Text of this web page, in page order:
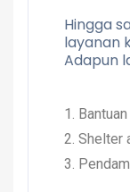
Hingga
layanan
Adapun
Shelter